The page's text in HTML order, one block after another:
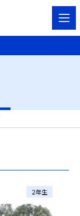
２年生